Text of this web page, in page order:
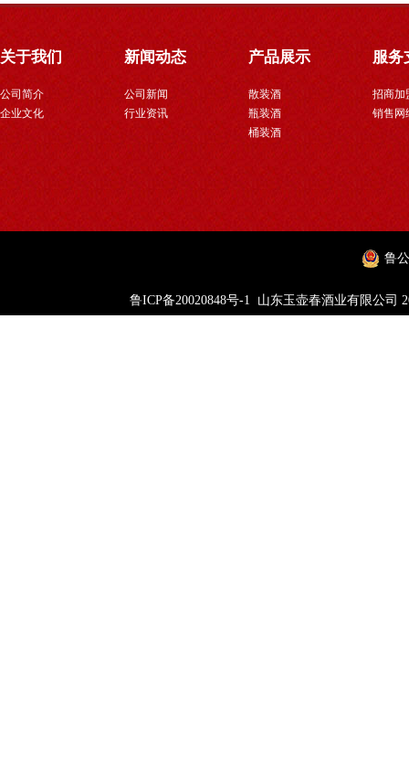
关于我们 新闻动态 产品展示 服务
公司简介
企业文化
公司新闻
行业资讯
散装酒
瓶装酒
桶装酒
招商加
销售网
鲁
鲁ICP备20020848号-1 山东玉壶春酒业有限公司